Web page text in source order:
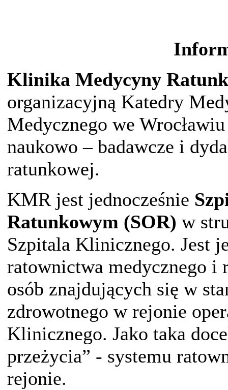
Klinika Medycyny
organizacyjną Katedry
Medycznego we
naukowo – badawcze i
ratunkowej.
KMR jest jednocześnie
Ratunkowym (SOR) w
Szpitala Klinicznego. Jest
ratownictwa medycznego i
osób znajdujących się w
zdrowotnego w rejonie
Klinicznego. Jako taka
przeżycia” - systemu
rejonie.